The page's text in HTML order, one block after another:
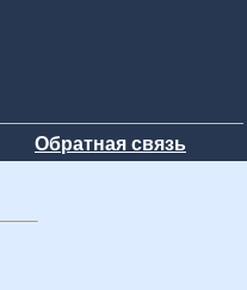
Обратная связь